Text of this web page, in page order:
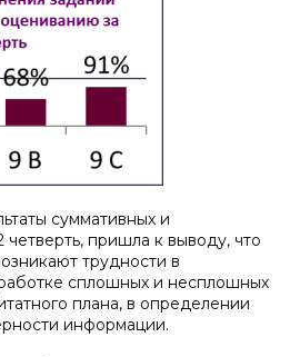
суммативных и
пришла к выводу, что
трудности в
сплошных и несплошных
плана, в определении
информации.